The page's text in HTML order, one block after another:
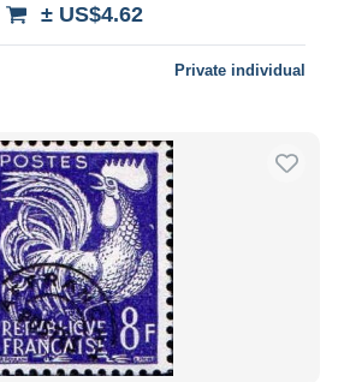
± US$4.62
Private individual